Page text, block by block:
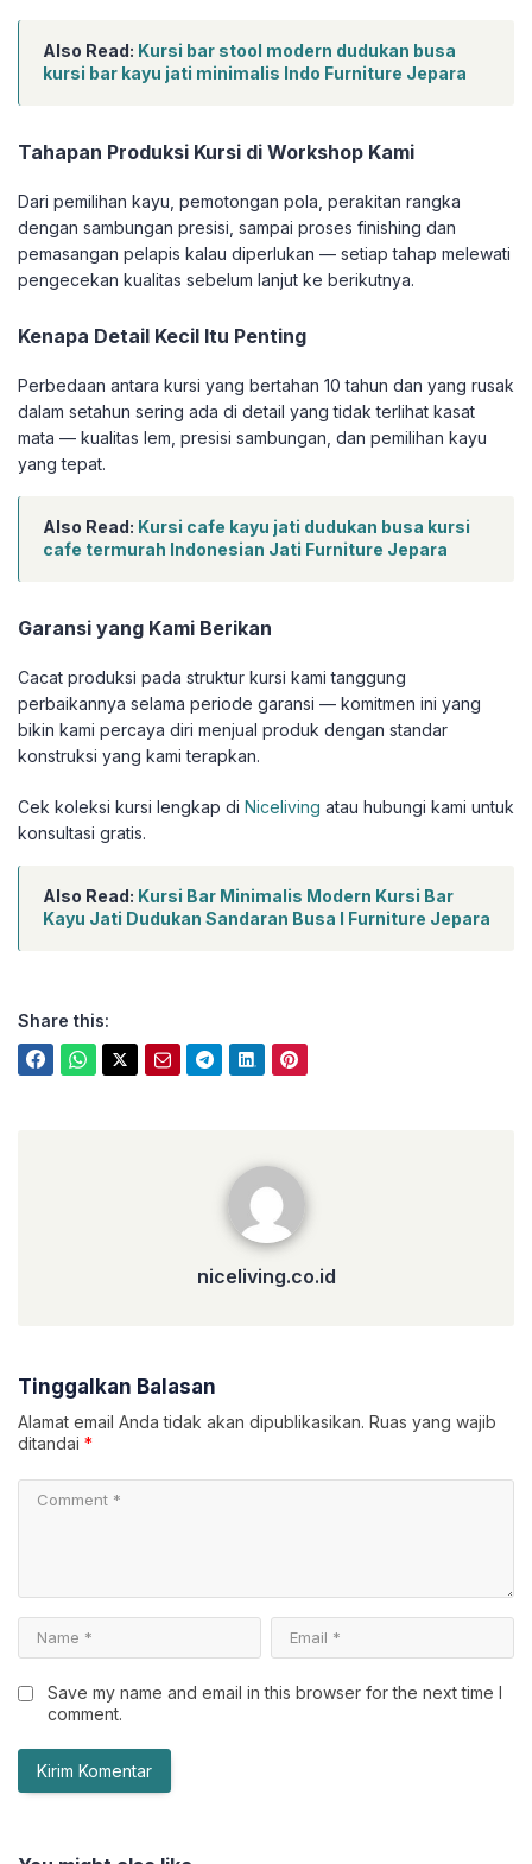
Also Read: Kursi bar stool modern dudukan busa
kursi bar kayu jati minimalis Indo Furniture Jepara
Tahapan Produksi Kursi di Workshop Kami
Dari pemilihan kayu, pemotongan pola, perakitan rangka
dengan sambungan presisi, sampai proses finishing dan
pemasangan pelapis kalau diperlukan — setiap tahap melewati
pengecekan kualitas sebelum lanjut ke berikutnya.
Kenapa Detail Kecil Itu Penting
Perbedaan antara kursi yang bertahan 10 tahun dan yang rusak
dalam setahun sering ada di detail yang tidak terlihat kasat
mata — kualitas lem, presisi sambungan, dan pemilihan kayu
yang tepat.
Also Read: Kursi cafe kayu jati dudukan busa kursi
cafe termurah Indonesian Jati Furniture Jepara
Garansi yang Kami Berikan
Cacat produksi pada struktur kursi kami tanggung
perbaikannya selama periode garansi — komitmen ini yang
bikin kami percaya diri menjual produk dengan standar
konstruksi yang kami terapkan.
Cek koleksi kursi lengkap di Niceliving atau hubungi kami untuk
konsultasi gratis.
Also Read: Kursi Bar Minimalis Modern Kursi Bar
Kayu Jati Dudukan Sandaran Busa I Furniture Jepara
Share this:
niceliving.co.id
Tinggalkan Balasan
Alamat email Anda tidak akan dipublikasikan. Ruas yang wajib
ditandai *
Save my name and email in this browser for the next time I
comment.